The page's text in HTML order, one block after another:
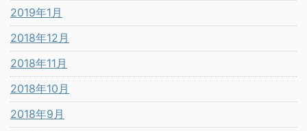
2019年1月
2018年12月
2018年11月
2018年10月
2018年9月